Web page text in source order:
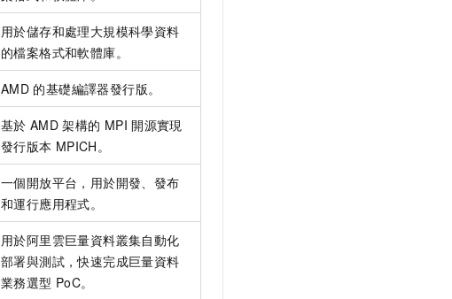
用於儲存和處理大規模科學資料
的檔案格式和軟體庫。
AMD 的基礎編譯器發行版。
基於 AMD 架構的 MPI 開源實現
發行版本 MPICH。
一個開放平台，用於開發、發布
和運行應用程式。
用於阿里雲巨量資料叢集自動化
部署與測試，快速完成巨量資料
業務選型 PoC。